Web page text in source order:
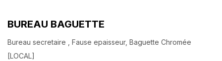
BUREAU BAGUETTE
Bureau secretaire , Fause epaisseur, Baguette Chromée
[LOCAL]